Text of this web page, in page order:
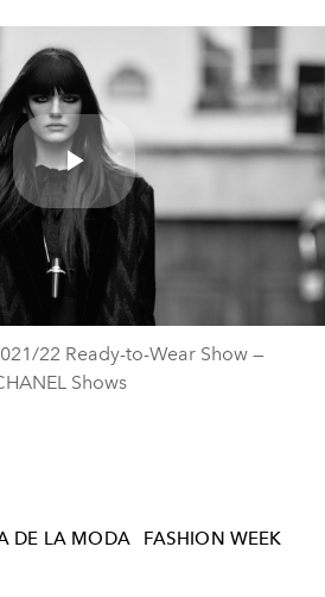
Play
Video
22 Ready-to-Wear Show —
Shows
DE LA MODA
FASHION WEEK